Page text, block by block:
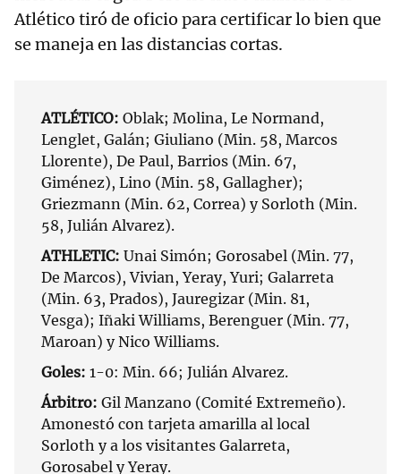
Atlético tiró de oficio para certificar lo bien que
se maneja en las distancias cortas.
ATLÉTICO: Oblak; Molina, Le Normand,
Lenglet, Galán; Giuliano (Min. 58, Marcos
Llorente), De Paul, Barrios (Min. 67,
Giménez), Lino (Min. 58, Gallagher);
Griezmann (Min. 62, Correa) y Sorloth (Min.
58, Julián Alvarez).
ATHLETIC: Unai Simón; Gorosabel (Min. 77,
De Marcos), Vivian, Yeray, Yuri; Galarreta
(Min. 63, Prados), Jauregizar (Min. 81,
Vesga); Iñaki Williams, Berenguer (Min. 77,
Maroan) y Nico Williams.
Goles: 1-0: Min. 66; Julián Alvarez.
Árbitro: Gil Manzano (Comité Extremeño).
Amonestó con tarjeta amarilla al local
Sorloth y a los visitantes Galarreta,
Gorosabel y Yeray.